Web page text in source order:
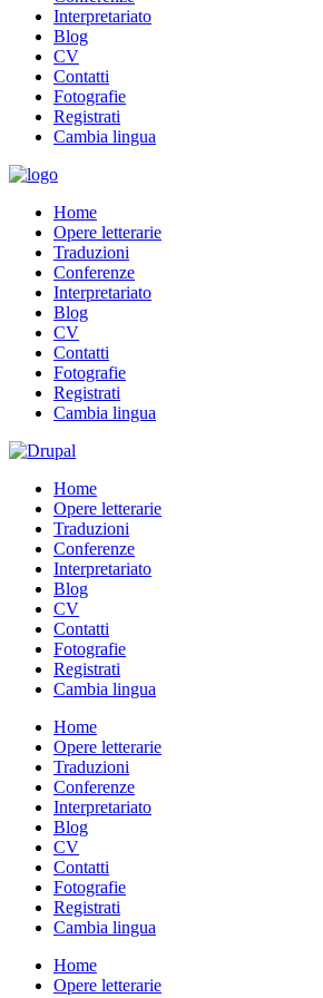
Interpretariato
Blog
CV
Contatti
Fotografie
Registrati
Cambia lingua
Home
Opere letterarie
Traduzioni
Conferenze
Interpretariato
Blog
CV
Contatti
Fotografie
Registrati
Cambia lingua
Home
Opere letterarie
Traduzioni
Conferenze
Interpretariato
Blog
CV
Contatti
Fotografie
Registrati
Cambia lingua
Home
Opere letterarie
Traduzioni
Conferenze
Interpretariato
Blog
CV
Contatti
Fotografie
Registrati
Cambia lingua
Home
Opere letterarie